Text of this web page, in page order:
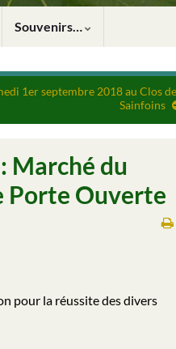
Souvenirs…
1er septembre 2018 au Clos
Sainfoins
Marché du
Porte Ouverte
pour la réussite des divers